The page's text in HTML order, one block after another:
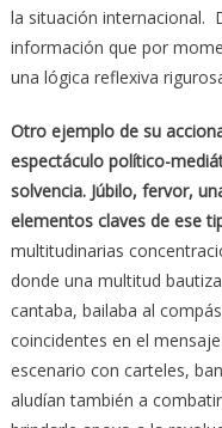
la situación internacional.
información que por
una lógica reflexiva
Otro ejemplo de su
espectáculo político-
solvencia. Júbilo, fervor,
elementos claves de ese
multitudinarias
donde una multitud
cantaba, bailaba al
coincidentes en el
escenario con carteles,
aludían también a